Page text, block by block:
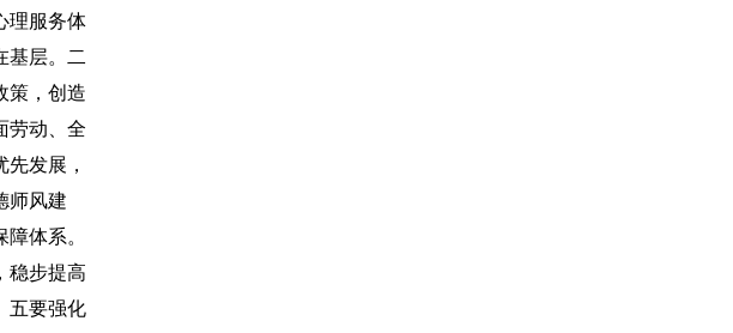
理服务体
基层。二
策，创造
劳动、全
发展，
师风建
体系。
稳步提高
五要强化